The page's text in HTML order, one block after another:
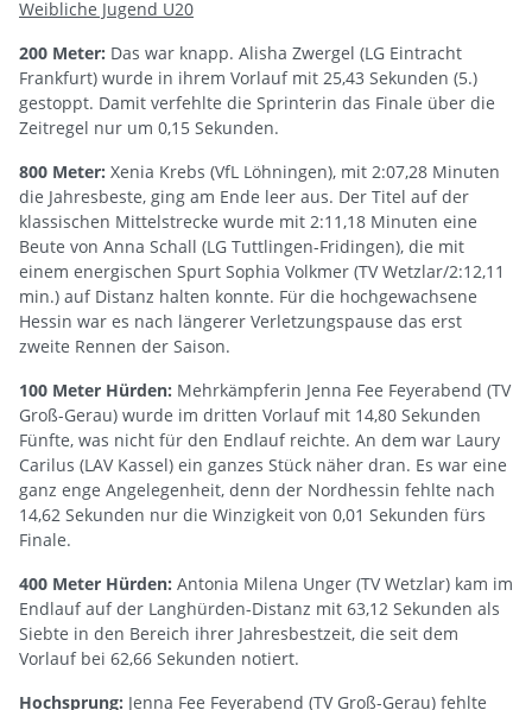
Weibliche Jugend U20
200 Meter: Das war knapp. Alisha Zwergel (LG Eintracht
Frankfurt) wurde in ihrem Vorlauf mit 25,43 Sekunden (5.)
gestoppt. Damit verfehlte die Sprinterin das Finale über die
Zeitregel nur um 0,15 Sekunden.
800 Meter: Xenia Krebs (VfL Löhningen), mit 2:07,28 Minuten
die Jahresbeste, ging am Ende leer aus. Der Titel auf der
klassischen Mittelstrecke wurde mit 2:11,18 Minuten eine
Beute von Anna Schall (LG Tuttlingen-Fridingen), die mit
einem energischen Spurt Sophia Volkmer (TV Wetzlar/2:12,11
min.) auf Distanz halten konnte. Für die hochgewachsene
Hessin war es nach längerer Verletzungspause das erst
zweite Rennen der Saison.
100 Meter Hürden: Mehrkämpferin Jenna Fee Feyerabend (TV
Groß-Gerau) wurde im dritten Vorlauf mit 14,80 Sekunden
Fünfte, was nicht für den Endlauf reichte. An dem war Laury
Carilus (LAV Kassel) ein ganzes Stück näher dran. Es war eine
ganz enge Angelegenheit, denn der Nordhessin fehlte nach
14,62 Sekunden nur die Winzigkeit von 0,01 Sekunden fürs
Finale.
400 Meter Hürden: Antonia Milena Unger (TV Wetzlar) kam im
Endlauf auf der Langhürden-Distanz mit 63,12 Sekunden als
Siebte in den Bereich ihrer Jahresbestzeit, die seit dem
Vorlauf bei 62,66 Sekunden notiert.
Hochsprung: Jenna Fee Feyerabend (TV Groß-Gerau) fehlte